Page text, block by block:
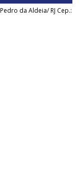
da Aldeia/ RJ Cep.: